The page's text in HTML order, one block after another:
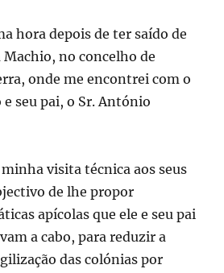
hora depois de ter saído de
Machio, no concelho de
onde me encontrei com o
e seu pai, o Sr. António
visita técnica aos seus
de lhe propor
apícolas que ele e seu pai
a cabo, para reduzir a
das colónias por